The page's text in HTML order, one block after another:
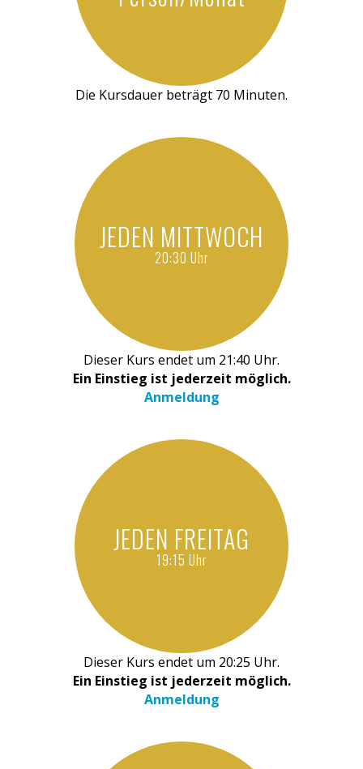
Die Kursdauer beträgt 70 Minuten.
JEDEN MITTWOCH
20:30 Uhr
Dieser Kurs endet um 21:40 Uhr.
Ein Einstieg ist jederzeit möglich.
Anmeldung
JEDEN FREITAG
19:15 Uhr
Dieser Kurs endet um 20:25 Uhr.
Ein Einstieg ist jederzeit möglich.
Anmeldung